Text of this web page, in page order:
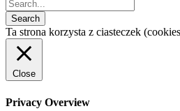
Ta strona korzysta z ciasteczek
Close
Privacy Overview